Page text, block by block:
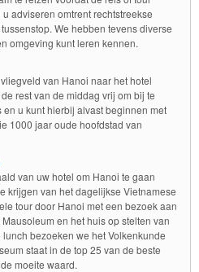
adviseren omtrent rechtstreekse
We hebben tevens diverse
omgeving kunt leren kennen.
van Hanoi naar het hotel
rest van de middag vrij om bij te
u kunt hierbij alvast beginnen met
1000 jaar oude hoofdstad van
van uw hotel om Hanoi te gaan
krijgen van het dagelijkse Vietnamese
tour door Hanoi met een bezoek aan
en het huis op stelten van
bezoeken we het Volkenkunde
staat in de top 25 van de beste
moeite waard.